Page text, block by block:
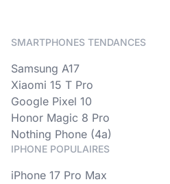
SMARTPHONES TENDANCES
Samsung A17
Xiaomi 15 T Pro
Google Pixel 10
Honor Magic 8 Pro
Nothing Phone (4a)
IPHONE POPULAIRES
iPhone 17 Pro Max